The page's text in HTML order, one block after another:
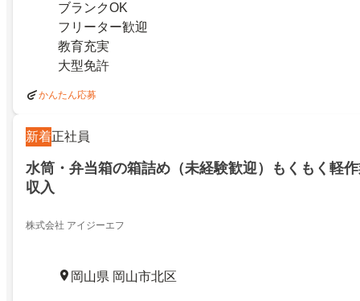
ブランクOK
フリーター歓迎
教育充実
大型免許
かんたん応募
新着正社員
水筒・弁当箱の箱詰め（未経験歓迎）もくもく軽
収入
株式会社 アイジーエフ
岡山県 岡山市北区